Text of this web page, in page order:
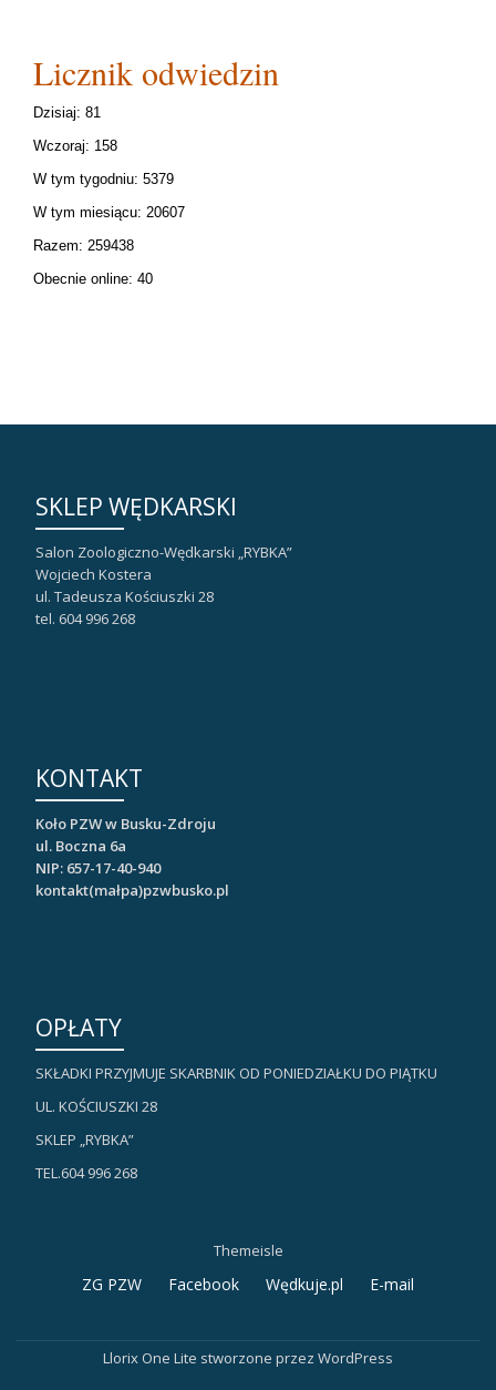
Licznik odwiedzin
Dzisiaj: 81
Wczoraj: 158
W tym tygodniu: 5379
W tym miesiącu: 20607
Razem: 259438
Obecnie online: 40
SKLEP WĘDKARSKI
Salon Zoologiczno-Wędkarski „RYBKA”
Wojciech Kostera
ul. Tadeusza Kościuszki 28
tel. 604 996 268
KONTAKT
Koło PZW w Busku-Zdroju
ul. Boczna 6a
NIP: 657-17-40-940
kontakt(małpa)pzwbusko.pl
OPŁATY
SKŁADKI PRZYJMUJE SKARBNIK OD PONIEDZIAŁKU DO PIĄTKU
UL. KOŚCIUSZKI 28
SKLEP „RYBKA”
TEL.604 996 268
Themeisle
Drugie
menu
ZG PZW Facebook Wędkuje.pl E-mail
Llorix One Lite stworzone przez WordPress